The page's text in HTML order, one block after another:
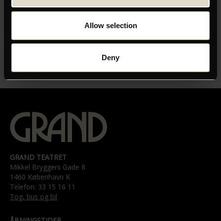
Allow selection
Deny
https://www.youtube.com/watch?v=6zRpv554NLs?
GRAND TEATRET
Mikkel Bryggers Gade 8
1460 København K
Telefon: 33 15 16 11
Tog, bus og bil